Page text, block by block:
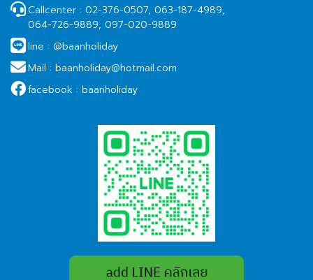
Callcenter : 02-376-0507, 063-187-4989,
064-726-9889, 097-020-9889
line : @baanholiday
Mail : baanholiday@hotmail.com
facebook : baanholiday